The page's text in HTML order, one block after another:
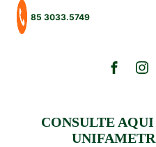
85 3033.5749
CONSULTE